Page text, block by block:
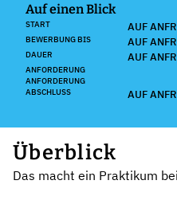
Auf einen Blick
START AUF
BEWERBUNG BIS AUF
DAUER AUF
ANFORDERUNG
ANFORDERUNG
ABSCHLUSS
AUF
Überblick
Das macht ein Praktikum